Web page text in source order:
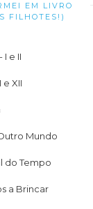
EM LIVRO
FILHOTES!)
I e II
e XII
Mundo
do Tempo
a Brincar